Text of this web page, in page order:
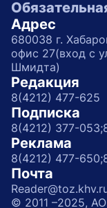
Адрес
680038 г.
офис 27(вход с
Шмидта)
Редакция
8(4212) 477-625
Подписка
8(4212) 377-053;
Реклама
8(4212) 477-650;
Почта
© 2011 –2025,